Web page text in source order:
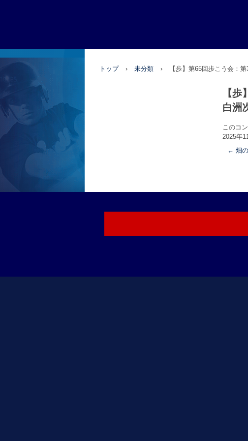
国分寺三田会
トップ › 未分類 › 【歩】第65回歩
【
白洲
このコ
2025年
← 畑